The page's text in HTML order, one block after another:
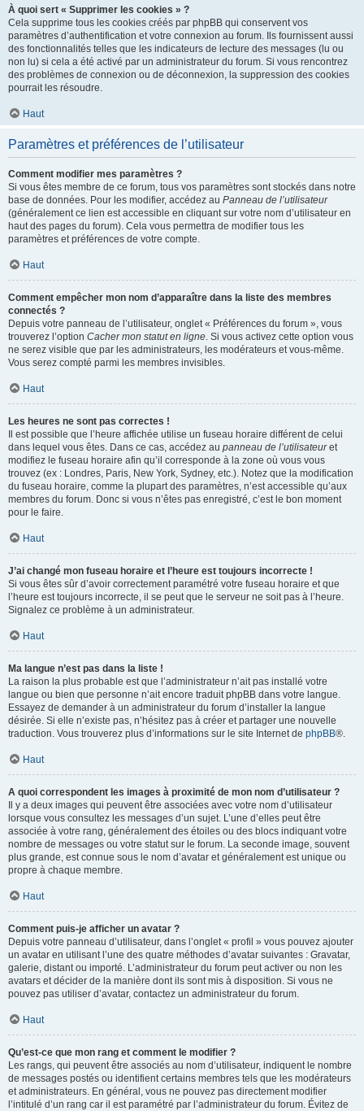
À quoi sert « Supprimer les cookies » ?
Cela supprime tous les cookies créés par phpBB qui conservent vos
paramètres d’authentification et votre connexion au forum. Ils fournissent aussi
des fonctionnalités telles que les indicateurs de lecture des messages (lu ou
non lu) si cela a été activé par un administrateur du forum. Si vous rencontrez
des problèmes de connexion ou de déconnexion, la suppression des cookies
pourrait les résoudre.
Haut
Paramètres et préférences de l’utilisateur
Comment modifier mes paramètres ?
Si vous êtes membre de ce forum, tous vos paramètres sont stockés dans notre
base de données. Pour les modifier, accédez au Panneau de l’utilisateur
(généralement ce lien est accessible en cliquant sur votre nom d’utilisateur en
haut des pages du forum). Cela vous permettra de modifier tous les
paramètres et préférences de votre compte.
Haut
Comment empêcher mon nom d’apparaître dans la liste des membres
connectés ?
Depuis votre panneau de l’utilisateur, onglet « Préférences du forum », vous
trouverez l’option Cacher mon statut en ligne. Si vous activez cette option vous
ne serez visible que par les administrateurs, les modérateurs et vous-même.
Vous serez compté parmi les membres invisibles.
Haut
Les heures ne sont pas correctes !
Il est possible que l’heure affichée utilise un fuseau horaire différent de celui
dans lequel vous êtes. Dans ce cas, accédez au panneau de l’utilisateuret
modifiez le fuseau horaire afin qu’il corresponde à la zone où vous vous
trouvez (ex : Londres, Paris, New York, Sydney, etc.). Notez que la modification
du fuseau horaire, comme la plupart des paramètres, n’est accessible qu’aux
membres du forum. Donc si vous n’êtes pas enregistré, c’est le bon moment
pour le faire.
Haut
J’ai changé mon fuseau horaire et l’heure est toujours incorrecte !
Si vous êtes sûr d’avoir correctement paramétré votre fuseau horaire et que
l’heure est toujours incorrecte, il se peut que le serveur ne soit pas à l’heure.
Signalez ce problème à un administrateur.
Haut
Ma langue n’est pas dans la liste !
La raison la plus probable est que l’administrateur n’ait pas installé votre
langue ou bien que personne n’ait encore traduit phpBB dans votre langue.
Essayez de demander à un administrateur du forum d’installer la langue
désirée. Si elle n’existe pas, n’hésitez pas à créer et partager une nouvelle
traduction. Vous trouverez plus d’informations sur le site Internet de phpBB®.
Haut
A quoi correspondent les images à proximité de mon nom d’utilisateur ?
Il y a deux images qui peuvent être associées avec votre nom d’utilisateur
lorsque vous consultez les messages d’un sujet. L’une d’elles peut être
associée à votre rang, généralement des étoiles ou des blocs indiquant votre
nombre de messages ou votre statut sur le forum. La seconde image, souvent
plus grande, est connue sous le nom d’avatar et généralement est unique ou
propre à chaque membre.
Haut
Comment puis-je afficher un avatar ?
Depuis votre panneau d’utilisateur, dans l’onglet « profil » vous pouvez ajouter
un avatar en utilisant l’une des quatre méthodes d’avatar suivantes : Gravatar,
galerie, distant ou importé. L’administrateur du forum peut activer ou non les
avatars et décider de la manière dont ils sont mis à disposition. Si vous ne
pouvez pas utiliser d’avatar, contactez un administrateur du forum.
Haut
Qu’est-ce que mon rang et comment le modifier ?
Les rangs, qui peuvent être associés au nom d’utilisateur, indiquent le nombre
de messages postés ou identifient certains membres tels que les modérateurs
et administrateurs. En général, vous ne pouvez pas directement modifier
l’intitulé d’un rang car il est paramétré par l’administrateur du forum. Évitez de